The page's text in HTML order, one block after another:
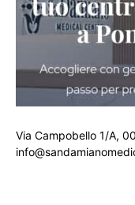
Via Campobello 1/A,